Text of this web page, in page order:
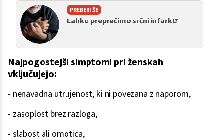
PREBERI ŠE
Lahko preprečimo srčni infarkt?
Najpogostejši simptomi pri ženskah
vključujejo:
- nenavadna utrujenost, ki ni povezana z naporom,
- zasoplost brez razloga,
- slabost ali omotica,